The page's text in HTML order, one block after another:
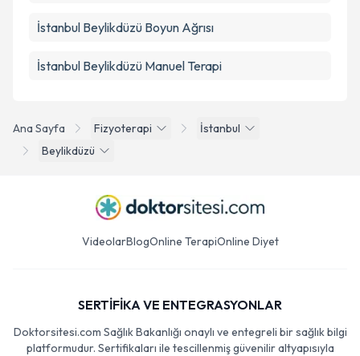
Ana Sayfa Fizyoterapi
İstanbul
Beylikdüzü
İstanbul Beylikdüzü Boyun Ağrısı
İstanbul Beylikdüzü Manuel Terapi
VideolarBlogOnline TerapiOnline Diyet
SERTİFİKA VE ENTEGRASYONLAR
Doktorsitesi.com Sağlık Bakanlığı onaylı ve entegreli bir sağlık bilgi
platformudur. Sertifikaları ile tescillenmiş güvenilir altyapısıyla